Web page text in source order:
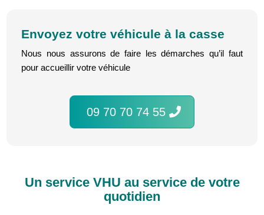
Envoyez votre véhicule à la casse
Nous nous assurons de faire les démarches qu’il faut
pour accueillir votre véhicule
09 70 70 74 55
Un service VHU au service de votre
quotidien